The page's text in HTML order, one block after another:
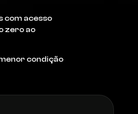
com acesso
zero ao
condição